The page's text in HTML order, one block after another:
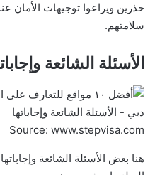
حذرين ويراعوا توجيهات الأمان
سلامتهم.
الأسئلة الشائعة
Source: www.stepvisa.com
هنا بعض الأسئلة الشائعة